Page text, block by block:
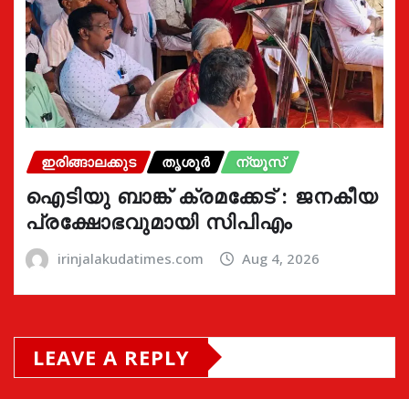
ഇരിങ്ങാലക്കുട തൃശൂർ ന്യൂസ്
ഐടിയു ബാങ്ക് ക്രമക്കേട് : ജനകീയ
പ്രക്ഷോഭവുമായി സിപിഎം
irinjalakudatimes.com Aug 4, 2026
LEAVE A REPLY